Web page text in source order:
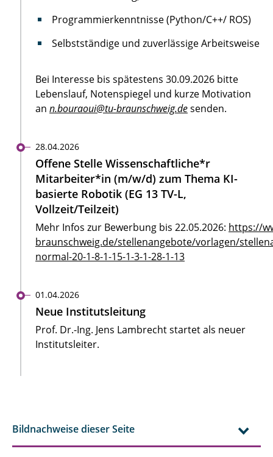
Programmierkenntnisse (Python/C++/ ROS)
Selbstständige und zuverlässige Arbeitsweise
Bei Interesse bis spätestens 30.09.2026 bitte
Lebenslauf, Notenspiegel und kurze Motivation
an n.bouraoui@tu-braunschweig.desenden.
28.04.2026
Offene Stelle Wissenschaftliche*r
Mitarbeiter*in (m/w/d) zum Thema KI-
basierte Robotik (EG 13 TV-L,
Vollzeit/Teilzeit)
Mehr Infos zur Bewerbung bis 22.05.2026: https://
braunschweig.de/stellenangebote/vorlagen/
normal-20-1-8-1-15-1-3-1-28-1-13
01.04.2026
Neue Institutsleitung
Prof. Dr.-Ing. Jens Lambrecht startet als neuer
Institutsleiter.
Bildnachweise dieser Seite